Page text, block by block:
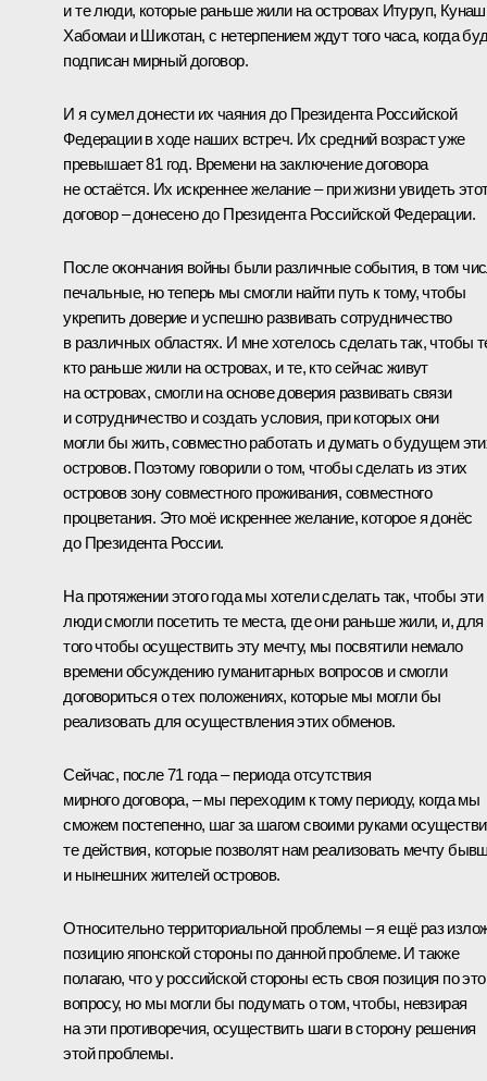
и те люди, которые раньше жили на островах Итуруп,
Хабомаи и Шикотан, с нетерпением ждут того часа, когда
подписан мирный договор.
И я сумел донести их чаяния до Президента Российской
Федерации в ходе наших встреч. Их средний возраст уже
превышает 81 год. Времени на заключение договора
не остаётся. Их искреннее желание – при жизни увидеть
договор – донесено до Президента Российской Федерации.
После окончания войны были различные события, в том
печальные, но теперь мы смогли найти путь к тому, чтобы
укрепить доверие и успешно развивать сотрудничество
в различных областях. И мне хотелось сделать так, чтобы
кто раньше жили на островах, и те, кто сейчас живут
на островах, смогли на основе доверия развивать связи
и сотрудничество и создать условия, при которых они
могли бы жить, совместно работать и думать о будущем
островов. Поэтому говорили о том, чтобы сделать из этих
островов зону совместного проживания, совместного
процветания. Это моё искреннее желание, которое я донёс
до Президента России.
На протяжении этого года мы хотели сделать так, чтобы эти
люди смогли посетить те места, где они раньше жили, и, для
того чтобы осуществить эту мечту, мы посвятили немало
времени обсуждению гуманитарных вопросов и смогли
договориться о тех положениях, которые мы могли бы
реализовать для осуществления этих обменов.
Сейчас, после 71 года – периода отсутствия
мирного договора, – мы переходим к тому периоду, когда мы
сможем постепенно, шаг за шагом своими руками
те действия, которые позволят нам реализовать мечту
и нынешних жителей островов.
Относительно территориальной проблемы – я ещё раз
позицию японской стороны по данной проблеме. И также
полагаю, что у российской стороны есть своя позиция по
вопросу, но мы могли бы подумать о том, чтобы, невзирая
на эти противоречия, осуществить шаги в сторону решения
этой проблемы.